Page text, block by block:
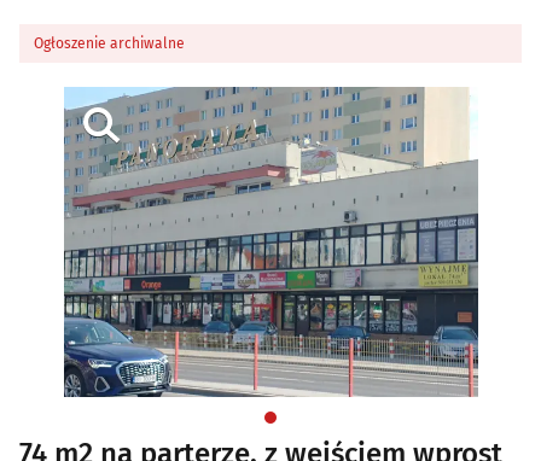
Ogłoszenie archiwalne
74 m2 na parterze, z wejściem wprost